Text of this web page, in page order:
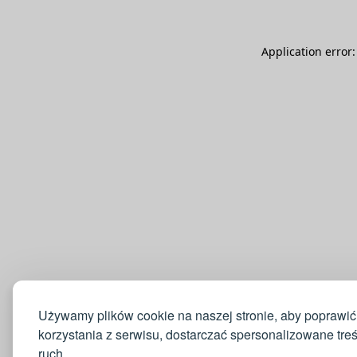
Używamy plików cookie na naszej stronie, aby
korzystania z serwisu, dostarczać spersonalizowane
Application